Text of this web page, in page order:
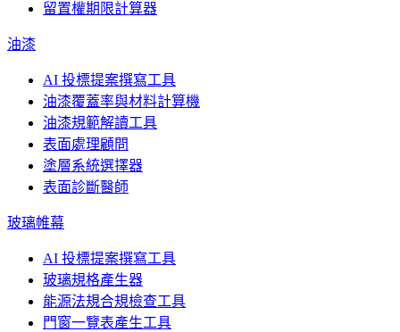
留置權期限計算器
油漆
AI 投標提案撰寫工具
油漆覆蓋率與材料計算機
油漆規範解讀工具
表面處理顧問
塗層系統選擇器
表面診斷醫師
玻璃帷幕
AI 投標提案撰寫工具
玻璃規格產生器
能源法規合規檢查工具
門窗一覽表產生工具